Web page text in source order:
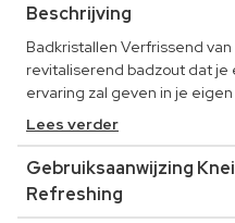
Beschrijving
Badkristallen Verfrissend
revitaliserend badzout dat je
ervaring zal geven in je eigen
Lees verder
Gebruiksaanwijzing
Refreshing